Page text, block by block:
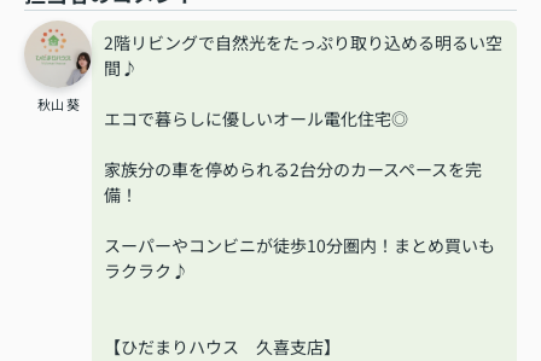
秋山 葵
2階リビングで自然光をたっぷり取り込める明るい空
間♪
エコで暮らしに優しいオール電化住宅◎
家族分の車を停められる2台分のカースペースを完
備！
スーパーやコンビニが徒歩10分圏内！まとめ買いも
ラクラク♪
【ひだまりハウス 久喜支店】